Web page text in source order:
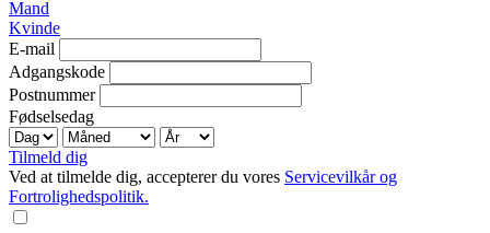
Mand
Kvinde
E-mail
Adgangskode
Postnummer
Fødselsedag
Tilmeld dig
Ved at tilmelde dig, accepterer du vores Servicevilkår og
Fortrolighedspolitik.